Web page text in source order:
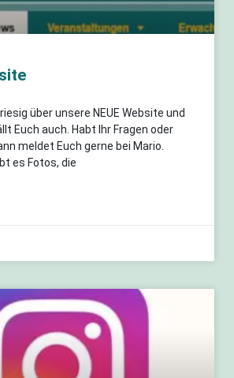
über unsere NEUE Website und
Euch auch. Habt Ihr Fragen oder
meldet Euch gerne bei Mario.
es Fotos, die